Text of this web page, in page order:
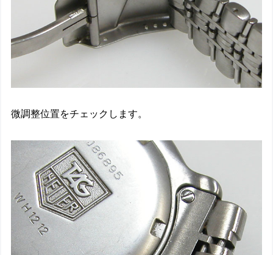
微調整位置をチェックします。